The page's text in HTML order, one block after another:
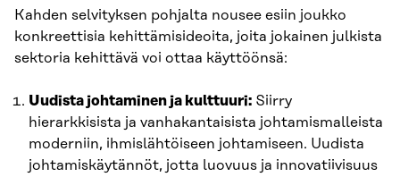
Kahden selvityksen pohjalta nousee esiin joukko
konkreettisia kehittämisideoita, joita jokainen julkista
sektoria kehittävä voi ottaa käyttöönsä:
Uudista johtaminen ja kulttuuri: Siirry
hierarkkisista ja vanhakantaisista johtamismalleista
moderniin, ihmislähtöiseen johtamiseen. Uudista
johtamiskäytännöt, jotta luovuus ja innovatiivisuus